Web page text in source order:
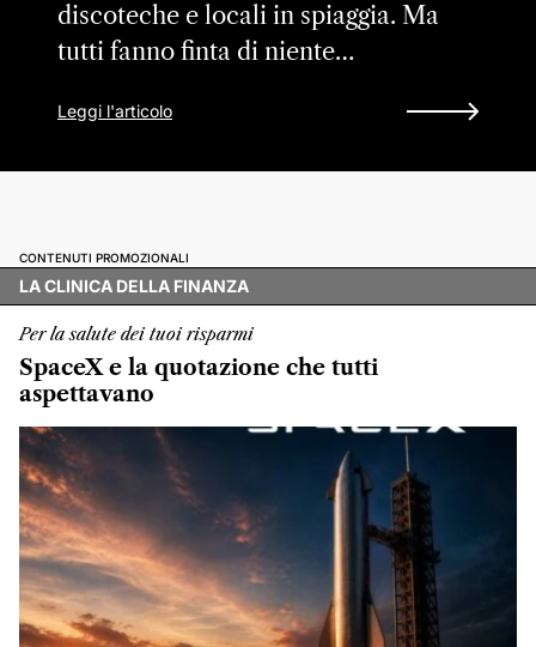
discoteche e locali in spiaggia. Ma
tutti fanno finta di niente…
Leggi l'articolo
CONTENUTI PROMOZIONALI
LA CLINICA DELLA FINANZA
Per la salute dei tuoi risparmi
SpaceX e la quotazione che tutti
aspettavano